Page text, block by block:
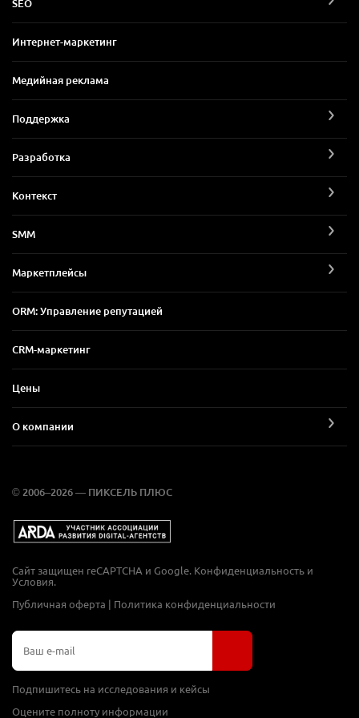
SEO
Интернет-маркетинг
Медийная реклама
Поддержка
Разработка
Контекст
SMM
Маркетплейсы
ORM: Управление репутацией
CRM-маркетинг
Цены
О компании
© 2006–2026 — ПИКСЕЛЬ ПЛЮС
Сайт защищен reCAPTCHA и Google. Конфиденциальность и
Условия.
Публичная оферта | Политика конфиденциальности
Подпишитесь на исследования и кейсы
Оцените полноту информации